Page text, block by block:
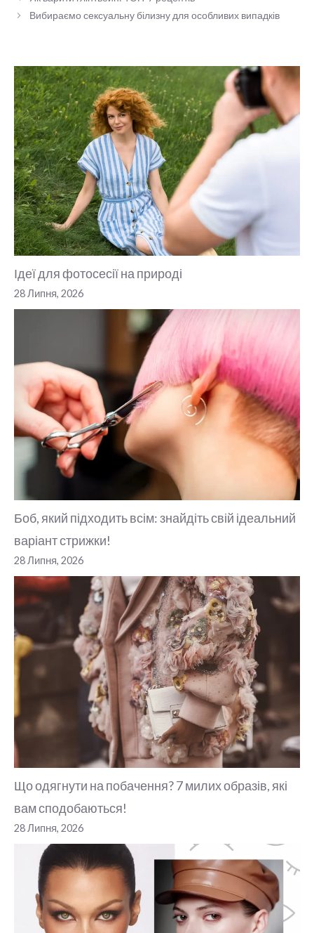
Вибираємо сексуальну білизну для особливих випадків
Ідеї для фотосесії на природі
28 Липня, 2026
Боб, який підходить всім: знайдіть свій ідеальний
варіант стрижки!
28 Липня, 2026
Що одягнути на побачення? 7 милих образів, які
вам сподобаються!
28 Липня, 2026